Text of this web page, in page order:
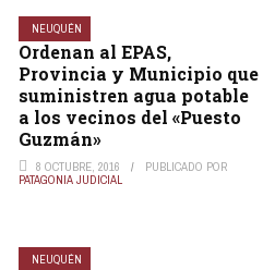
NEUQUÉN
Ordenan al EPAS,
Provincia y Municipio que
suministren agua potable
a los vecinos del «Puesto
Guzmán»
8 OCTUBRE, 2016
PUBLICADO POR
PATAGONIA JUDICIAL
NEUQUÉN